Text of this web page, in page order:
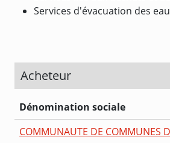
Services d'évacuation des
Acheteur
Dénomination sociale
COMMUNAUTE DE COMMUNES